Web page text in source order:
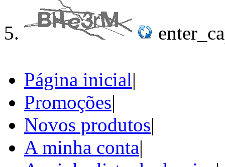
Página inicial|
Promoções|
Novos produtos|
A minha conta|